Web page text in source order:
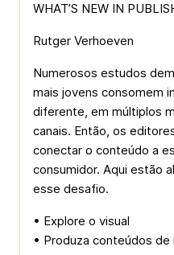
WHAT’S NEW IN
Rutger Verhoeven
Numerosos estudos
mais jovens consomem
diferente, em múltiplos
canais. Então, os
conectar o conteúdo a
consumidor. Aqui estão
esse desafio.
• Explore o visual
• Produza conteúdos